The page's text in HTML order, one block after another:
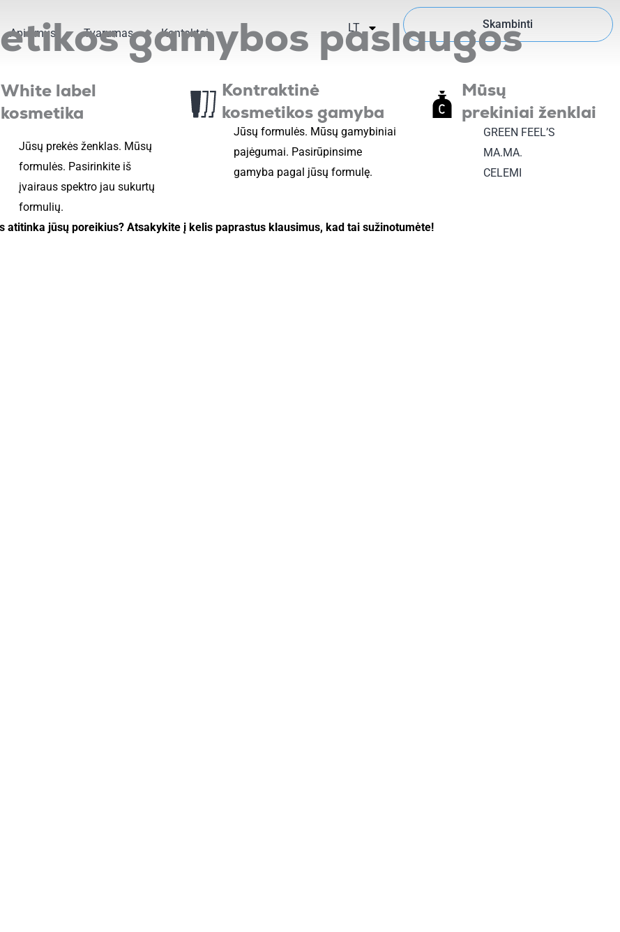
Apie mus Tvarumas Kontaktai LT Skambinti
gamybos paslaugos
White label
kosmetika
Jūsų prekės ženklas. Mūsų
formulės. Pasirinkite iš
įvairaus spektro jau sukurtų
formulių.
Kontraktinė
kosmetikos gamyba
Jūsų formulės. Mūsų gamybiniai
pajėgumai. Pasirūpinsime
gamyba pagal jūsų formulę.
Mūsų
prekiniai ženklai
GREEN FEEL’S
MA.MA.
CELEMI
atitinka jūsų poreikius? Atsakykite į kelis paprastus klausimus, kad tai sužinotumėte!